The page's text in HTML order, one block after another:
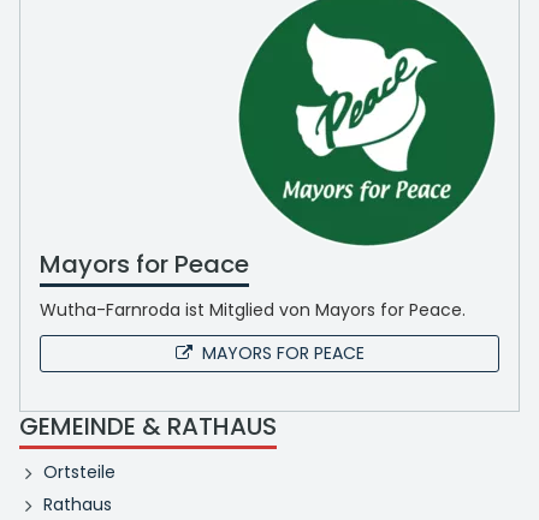
Mayors for Peace
Wutha-Farnroda ist Mitglied von Mayors for Peace.
MAYORS FOR PEACE
GEMEINDE & RATHAUS
Ortsteile
Rathaus